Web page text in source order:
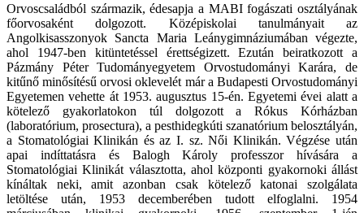
Orvoscsaládból származik, édesapja a MABI fogászati osztályának
főorvosaként dolgozott. Középiskolai tanulmányait az
Angolkisasszonyok Sancta Maria Leánygimnáziumában végezte,
ahol 1947-ben kitüntetéssel érettségizett. Ezután beiratkozott a
Pázmány Péter Tudományegyetem Orvostudományi Karára, de
kitűnő minősítésű orvosi oklevelét már a Budapesti Orvostudományi
Egyetemen vehette át 1953. augusztus 15-én. Egyetemi évei alatt a
kötelező gyakorlatokon túl dolgozott a Rókus Kórházban
(laboratórium, prosectura), a pesthidegkúti szanatórium belosztályán,
a Stomatológiai Klinikán és az I. sz. Női Klinikán. Végzése után
apai indíttatásra és Balogh Károly professzor hívására a
Stomatológiai Klinikát választotta, ahol központi gyakornoki állást
kínáltak neki, amit azonban csak kötelező katonai szolgálata
letöltése után, 1953 decemberében tudott elfoglalni. 1954